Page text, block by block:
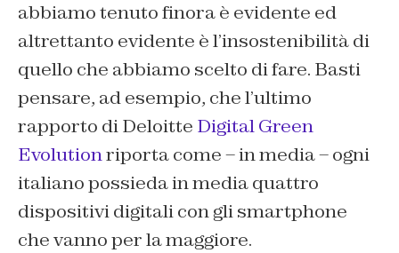
abbiamo tenuto finora è evidente ed
altrettanto evidente è l’insostenibilità di
quello che abbiamo scelto di fare. Basti
pensare, ad esempio, che l’ultimo
rapporto di Deloitte Digital Green
Evolutionriporta come – in media – ogni
italiano possieda in media quattro
dispositivi digitali con gli smartphone
che vanno per la maggiore.